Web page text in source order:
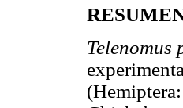
Telenomus